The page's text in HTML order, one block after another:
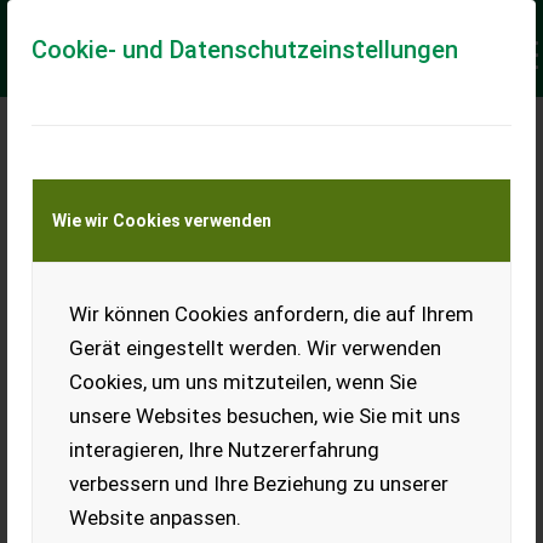
Cookie- und Datenschutzeinstellungen
Wie wir Cookies verwenden
Wir können Cookies anfordern, die auf Ihrem
Gerät eingestellt werden. Wir verwenden
Cookies, um uns mitzuteilen, wenn Sie
unsere Websites besuchen, wie Sie mit uns
interagieren, Ihre Nutzererfahrung
verbessern und Ihre Beziehung zu unserer
Website anpassen.
Meine Transportkostenanfrage
Transport von Land- und Baumaschinen –
KEINE Tiertransporte
Ladeort
Ort